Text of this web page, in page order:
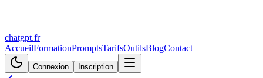
chatgpt.fr
AccueilFormationPromptsTarifsOutilsBlogContact
Connexion Inscription